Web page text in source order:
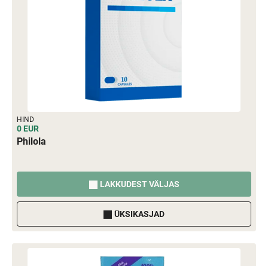
HIND
0 EUR
Philola
LAKKUDEST VÄLJAS
ÜKSIKASJAD